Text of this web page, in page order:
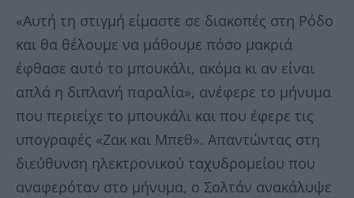
«Αυτή τη στιγμή είμαστε σε διακοπές στη Ρόδο
και θα θέλουμε να μάθουμε πόσο μακριά
έφθασε αυτό το μπουκάλι, ακόμα κι αν είναι
απλά η διπλανή παραλία», ανέφερε το μήνυμα
που περιείχε το μπουκάλι και που έφερε τις
υπογραφές «Ζακ και Μπεθ». Απαντώντας στη
διεύθυνση ηλεκτρονικού ταχυδρομείου που
αναφερόταν στο μήνυμα, ο Σολτάν ανακάλυψε